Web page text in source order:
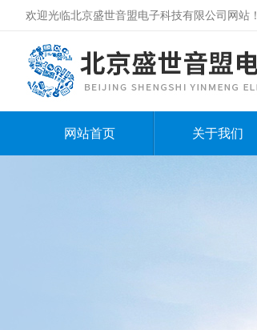
欢迎光临北京盛世音盟电子科技有限公司网站！
网站首页 关于我们